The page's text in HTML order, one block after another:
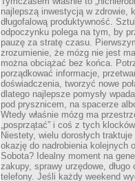
najlepszą inwestycją w zdrowie,
długofalową produktywność.
odpoczynku polega na tym, by
pauzę za stratę czasu.
zrozumienie, że mózg nie jest
można obciążać bez końca.
porządkować informacje,
doświadczenia, tworzyć nowe
dlatego najlepsze pomysły
pod prysznicem, na spacerze
Wtedy właśnie mózg ma
„posprzątać” i coś z tych
Niestety, wielu dorosłych
okazję do nadrobienia kolejnych
Sobota? Idealny moment na
zakupy, sprawy urzędowe, długo
telefony. Jeśli każdy weekend